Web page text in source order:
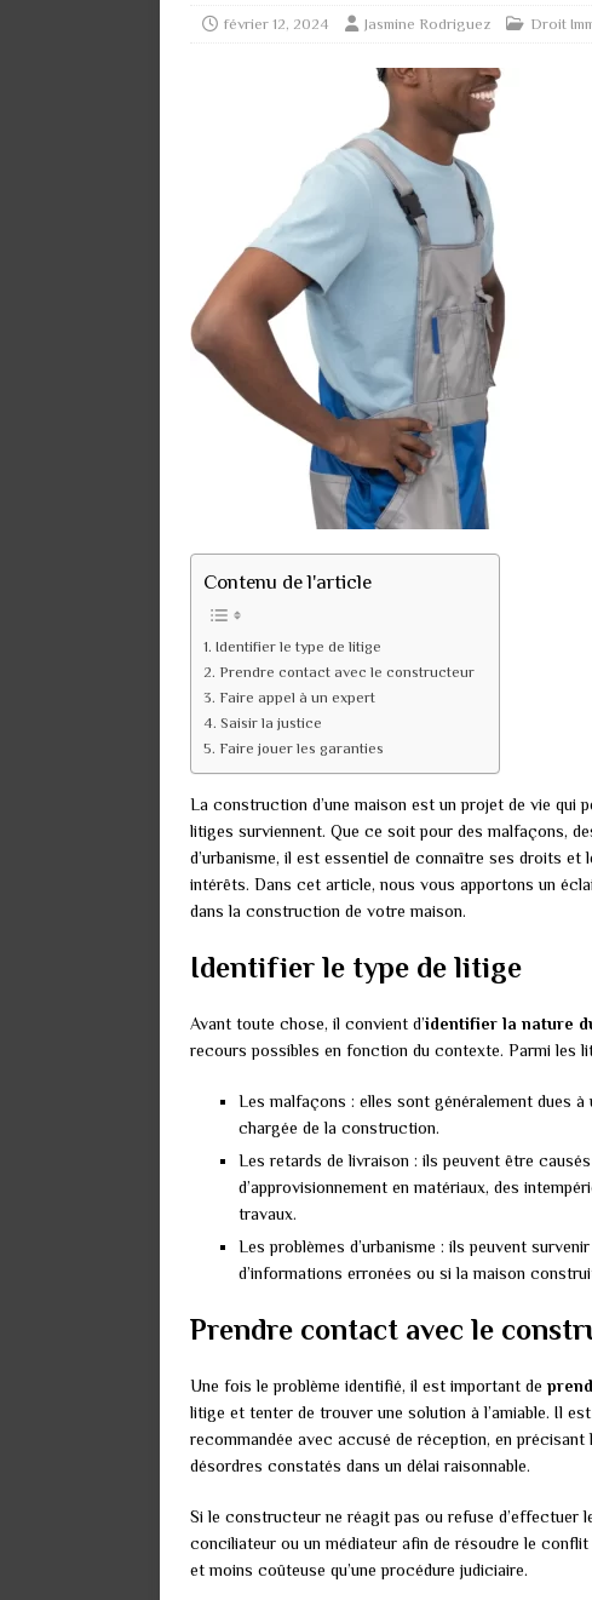
février 12, 2024 Jasmine Rodriguez Droit
Contenu de l'article
Identifier le type de litige
Prendre contact avec le constructeur
Faire appel à un expert
Saisir la justice
Faire jouer les garanties
La construction d’une maison est un projet de vie qui
litiges surviennent. Que ce soit pour des malfaçons,
d’urbanisme, il est essentiel de connaître ses droits
intérêts. Dans cet article, nous vous apportons un
dans la construction de votre maison.
Identifier le type de litige
Avant toute chose, il convient d’identifier la nature
recours possibles en fonction du contexte. Parmi les
Les malfaçons : elles sont généralement dues
chargée de la construction.
Les retards de livraison : ils peuvent être
d’approvisionnement en matériaux, des
travaux.
Les problèmes d’urbanisme : ils peuvent
d’informations erronées ou si la maison
Prendre contact avec le
Une fois le problème identifié, il est important de
litige et tenter de trouver une solution à l’amiable. Il
recommandée avec accusé de réception, en
désordres constatés dans un délai raisonnable.
Si le constructeur ne réagit pas ou refuse d’effectuer
conciliateur ou un médiateur afin de résoudre le
et moins coûteuse qu’une procédure judiciaire.